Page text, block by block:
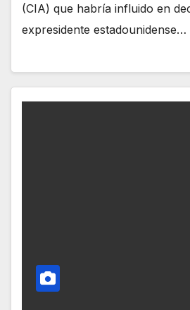
(CIA) que habría influido en
expresidente estadounidense…